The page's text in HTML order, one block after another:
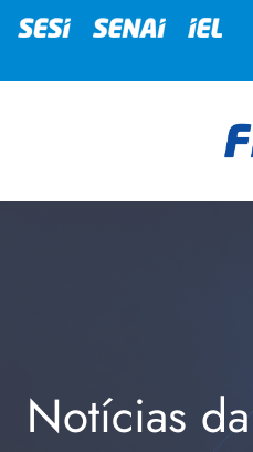
Notícias